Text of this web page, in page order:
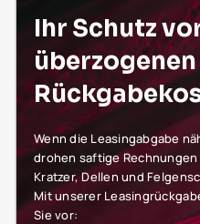
Wenn die Leasingabgabe
drohen saftige
Kratzer, Dellen und
Mit unserer
Sie vor:
Ihr Schutz
überzogenen